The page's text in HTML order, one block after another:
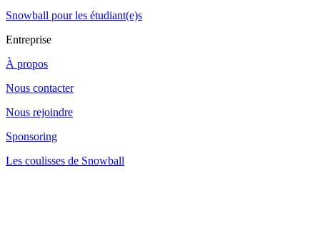
Snowball pour les étudiant(e)s
Entreprise
À propos
Nous contacter
Nous rejoindre
Sponsoring
Les coulisses de Snowball